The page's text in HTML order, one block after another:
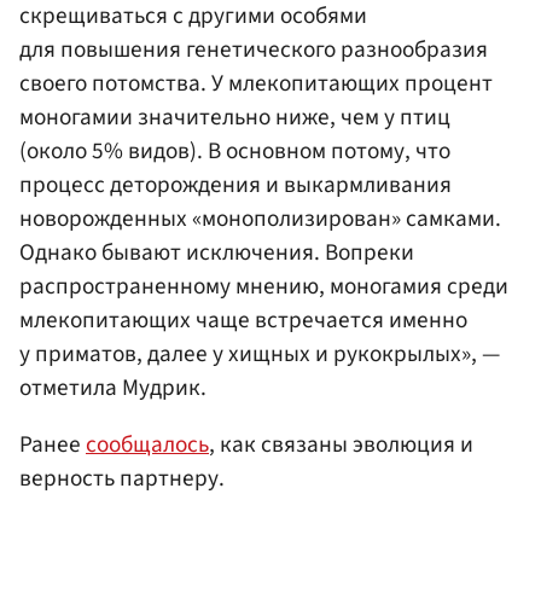
скрещиваться с другими особями
для повышения генетического разнообразия
своего потомства. У млекопитающих процент
моногамии значительно ниже, чем у птиц
(около 5% видов). В основном потому, что
процесс деторождения и выкармливания
новорожденных «монополизирован» самками.
Однако бывают исключения. Вопреки
распространенному мнению, моногамия среди
млекопитающих чаще встречается именно
у приматов, далее у хищных и рукокрылых», —
отметила Мудрик.
Ранеесообщалось, как связаны эволюция и
верность партнеру.